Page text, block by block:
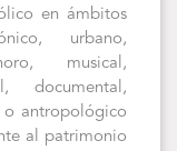
en ámbitos
urbano,
musical,
documental,
o antropológico
al patrimonio